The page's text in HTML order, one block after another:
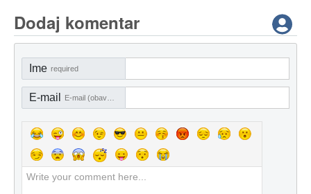
Dodaj komentar
Ime required
E-mail